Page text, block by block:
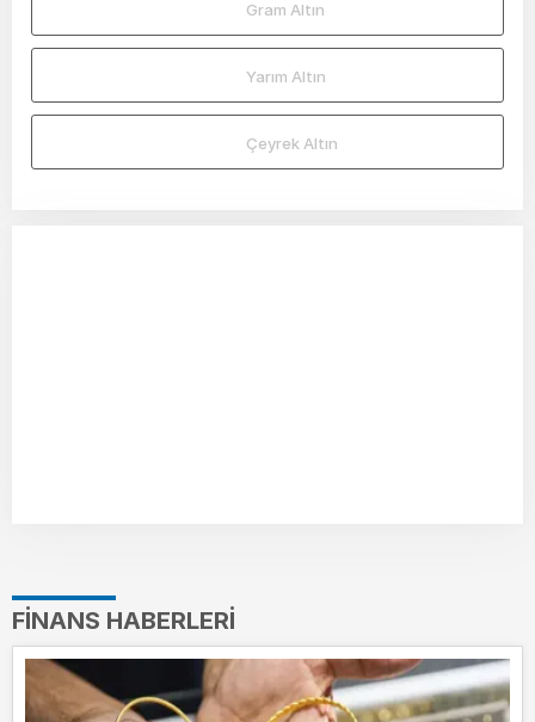
Gram Altın
Yarım Altın
Çeyrek Altın
FINANS HABERLERI